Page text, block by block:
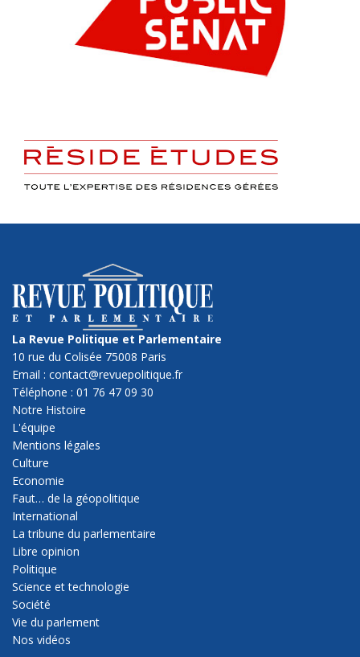
La Revue Politique et Parlementaire
10 rue du Colisée 75008 Paris
Email : contact@revuepolitique.fr
Téléphone : 01 76 47 09 30
Notre Histoire
L'équipe
Mentions légales
Culture
Economie
Faut… de la géopolitique
International
La tribune du parlementaire
Libre opinion
Politique
Science et technologie
Société
Vie du parlement
Nos vidéos